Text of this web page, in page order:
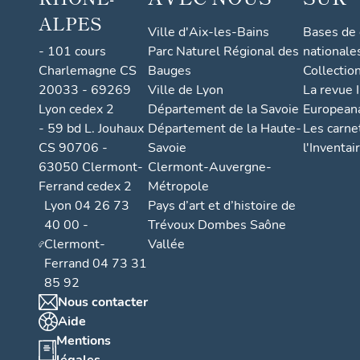
ALPES
- 101 cours
Charlemagne CS
20033 - 69269
Lyon cedex 2
- 59 bd L. Jouhaux
CS 90706 -
63050 Clermont-
Ferrand cedex 2
Lyon 04 26 73
40 00 -
Clermont-
Ferrand 04 73 31
85 92
Nous contacter
Aide
Mentions
Ville d'Aix-les-Bains
Parc Naturel Régional des
Bauges
Ville de Lyon
Département de la Savoie
Département de la Haute-
Savoie
Clermont-Auvergne-
Métropole
Pays d’art et d’histoire de
Trévoux Dombes Saône
Vallée
Bases
La revue
Les